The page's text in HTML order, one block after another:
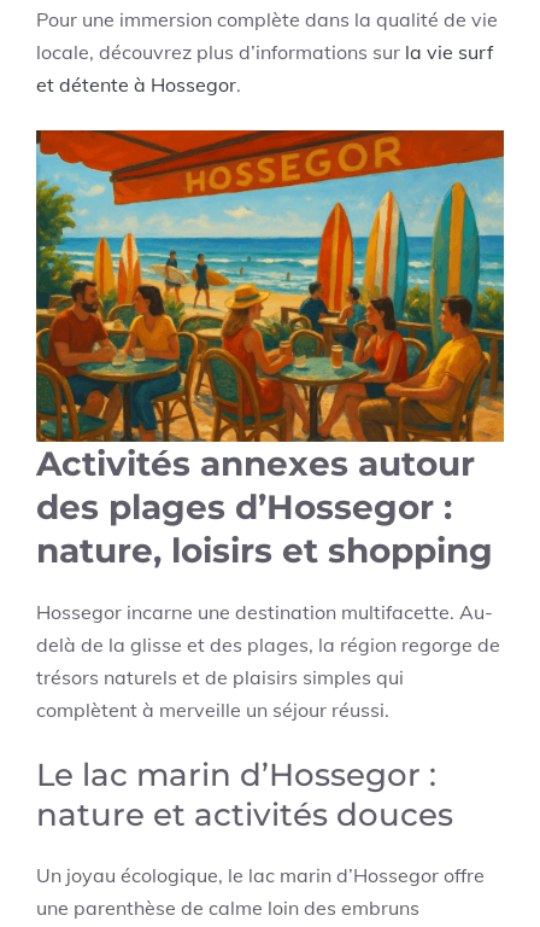
Pour une immersion complète dans la qualité de vie
locale, découvrez plus d’informations sur la vie surf
et détente à Hossegor.
Activités annexes autour
des plages d’Hossegor :
nature, loisirs et shopping
Hossegor incarne une destination multifacette. Au-
delà de la glisse et des plages, la région regorge de
trésors naturels et de plaisirs simples qui
complètent à merveille un séjour réussi.
Le lac marin d’Hossegor :
nature et activités douces
Un joyau écologique, le lac marin d’Hossegor offre
une parenthèse de calme loin des embruns